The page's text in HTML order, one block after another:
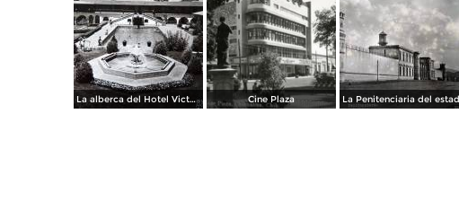
La alberca del Hotel Victoria. Cine Plaza